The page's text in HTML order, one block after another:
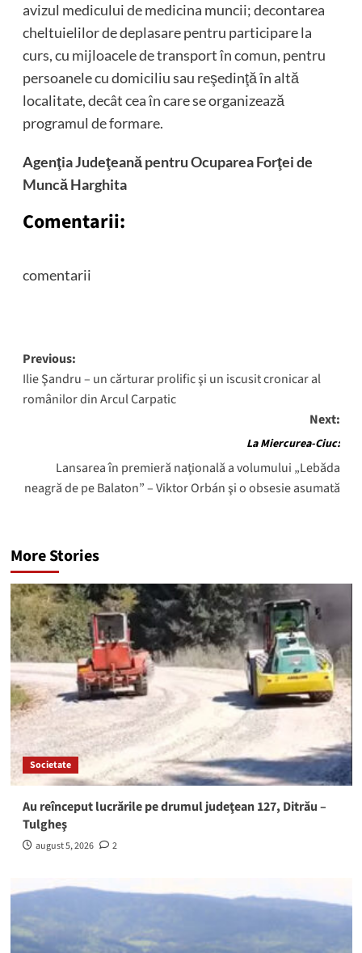
avizul medicului de medicina muncii; decontarea
cheltuielilor de deplasare pentru participare la
curs, cu mijloacele de transport în comun, pentru
persoanele cu domiciliu sau reşedinţă în altă
localitate, decât cea în care se organizează
programul de formare.
Agenţia Judeţeană pentru Ocuparea Forţei de
Muncă Harghita
Comentarii:
comentarii
Post
navigation
Previous:
Ilie Şandru – un cărturar prolific şi un iscusit cronicar al
românilor din Arcul Carpatic
Next:
La Miercurea-Ciuc:
Lansarea în premieră naţională a volumului „Lebăda
neagră de pe Balaton” – Viktor Orbán şi o obsesie asumată
More Stories
Societate
Au reînceput lucrările pe drumul judeţean 127, Ditrău –
Tulgheş
august 5, 2026 2